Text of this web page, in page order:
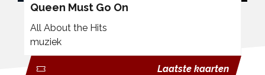
Queen Must Go On
All About the Hits
muziek
Laatste kaarten